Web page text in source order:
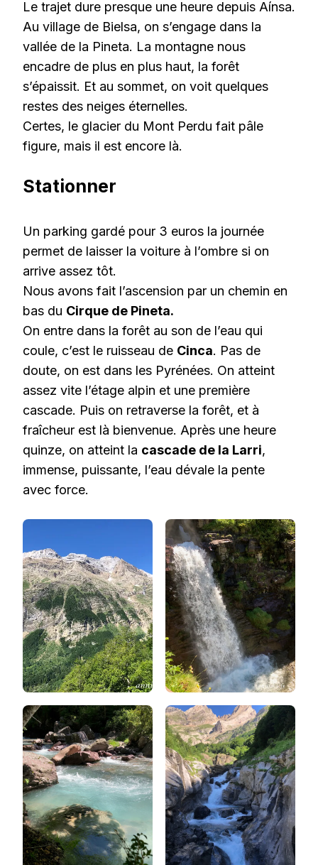
Le trajet dure presque une heure depuis Aínsa.
Au village de Bielsa, on s’engage dans la
vallée de la Pineta. La montagne nous
encadre de plus en plus haut, la forêt
s’épaissit. Et au sommet, on voit quelques
restes des neiges éternelles.
Certes, le glacier du Mont Perdu fait pâle
figure, mais il est encore là.
Stationner
Un parking gardé pour 3 euros la journée
permet de laisser la voiture à l’ombre si on
arrive assez tôt.
Nous avons fait l’ascension par un chemin en
bas du Cirque de Pineta.
On entre dans la forêt au son de l’eau qui
coule, c’est le ruisseau de Cinca. Pas de
doute, on est dans les Pyrénées. On atteint
assez vite l’étage alpin et une première
cascade. Puis on retraverse la forêt, et à
fraîcheur est là bienvenue. Après une heure
quinze, on atteint la cascade de la Larri,
immense, puissante, l’eau dévale la pente
avec force.